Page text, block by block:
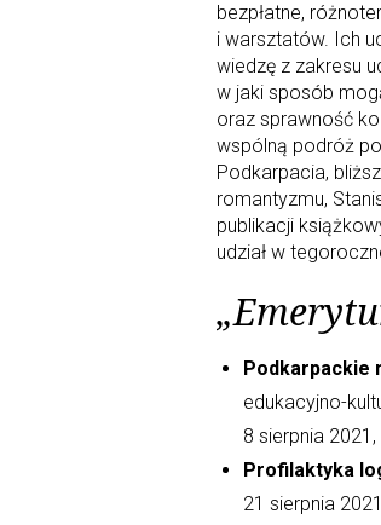
bezpłatne,
i warsztatów. Ich
wiedzę z zakresu
w jaki sposób
oraz sprawność
wspólną podróż
Podkarpacia,
romantyzmu,
publikacji
udział w
Podkarpackie
edukacyjno-
8 sierpnia
Profilaktyka
21 sierpnia